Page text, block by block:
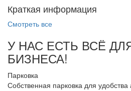
Краткая информация
Смотреть все
У НАС ЕСТЬ ВСЁ
БИЗНЕСА!
Парковка
Собственная парковка для удобства